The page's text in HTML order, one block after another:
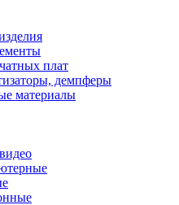
плат
демпферы
материалы